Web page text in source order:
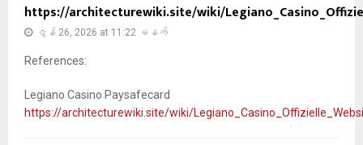
https://architecturewiki.site/wiki/
ဇွန် 26, 2026 at 11:22 မနက်
References:
Legiano Casino Paysafecard
https://architecturewiki.site/wiki/